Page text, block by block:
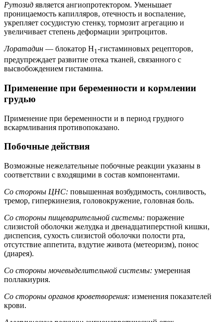
Рутозид является ангиопротектором. Уменьшает
проницаемость капилляров, отечность и воспаление,
укрепляет сосудистую стенку, тормозит агрегацию и
увеличивает степень деформации эритроцитов.
Лоратадин — блокатор Н1-гистаминовых рецепторов,
предупреждает развитие отека тканей, связанного с
высвобождением гистамина.
Применение при беременности и кормлении
грудью
Применение при беременности и в период грудного
вскармливания противопоказано.
Побочные действия
Возможные нежелательные побочные реакции указаны в
соответствии с входящими в состав компонентами.
Со стороны ЦНС: повышенная возбудимость, сонливость,
тремор, гиперкинезия, головокружение, головная боль.
Со стороны пищеварительной системы: поражение
слизистой оболочки желудка и двенадцатиперстной кишки,
диспепсия, сухость слизистой оболочки полости рта,
отсутствие аппетита, вздутие живота (метеоризм), понос
(диарея).
Со стороны мочевыделительной системы: умеренная
поллакиурия.
Со стороны органов кроветворения: изменения показателей
крови.